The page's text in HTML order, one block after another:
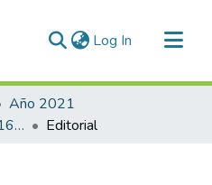
Log In (current)
Año 2021
Revista ISALUD, 2021, 16(79)
Editorial